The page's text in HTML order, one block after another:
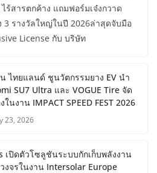
ร้สารตกค้าง แถมฟอร์มเจ๋งกวาด
3 รางวัลใหญ่ในปี 2026ล่าสุดจับมือ
License กับ บริษัท
ไทยแลนด์ ชูนวัตกรรมยาง EV นำ
SU7 Ultra และ VOGUE Tire จัด
ในงาน IMPACT SPEED FEST 2026
23, 2026
เปิดตัวโซลูชันระบบกักเก็บพลังงาน
งจรในงาน Intersolar Europe